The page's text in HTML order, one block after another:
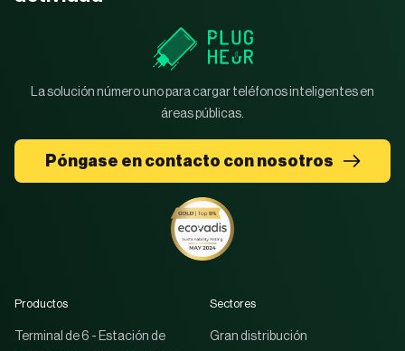
La solución número uno para cargar teléfonos inteligentes en
áreas públicas.
Póngase en contacto con nosotros
Productos
Terminal de 6 - Estación de
Sectores
Gran distribución